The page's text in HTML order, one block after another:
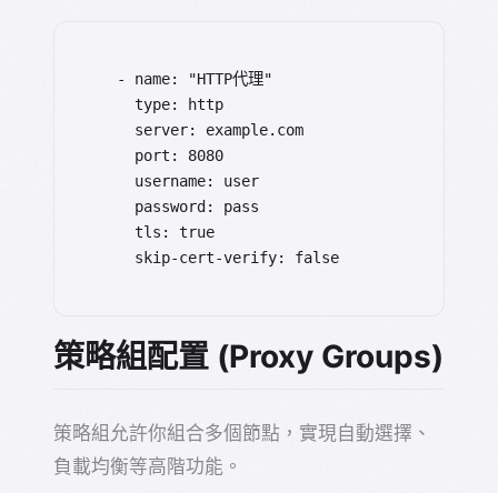
  - name: "HTTP代理"
    type: http
    server: example.com
    port: 8080
    username: user
    password: pass
    tls: true
    skip-cert-verify: false
策略組配置 (Proxy Groups)
策略組允許你組合多個節點，實現自動選擇、
負載均衡等高階功能。